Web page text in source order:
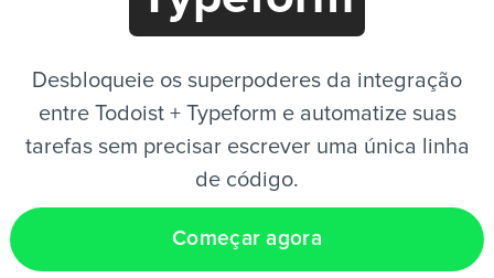
Desbloqueie os superpoderes da integração
entre Todoist + Typeform e automatize suas
tarefas sem precisar escrever uma única linha
de código.
Começar agora